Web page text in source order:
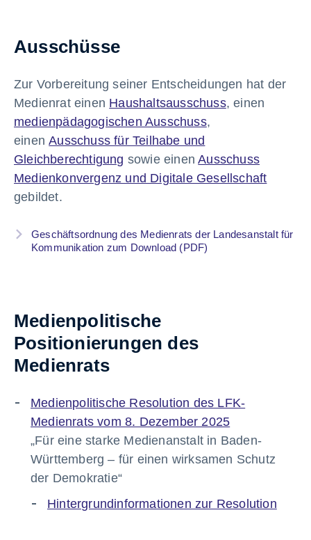
Ausschüsse
Zur Vorbereitung seiner Entscheidungen hat der
Medienrat einen Haushaltsausschuss, einen
medienpädagogischen Ausschuss,
einenAusschuss für Teilhabe und
Gleichberechtigung sowie einenAusschuss
Medienkonvergenz und Digitale Gesellschaft
gebildet.
Geschäftsordnung des Medienrats der Landesanstalt für
Kommunikation zum Download (PDF)
Medienpolitische
Positionierungen des
Medienrats
Medienpolitische Resolution des LFK-
Medienrats vom 8. Dezember 2025
„Für eine starke Medienanstalt in Baden-
Württemberg – für einen wirksamen Schutz
der Demokratie“
Hintergrundinformationen zur Resolution